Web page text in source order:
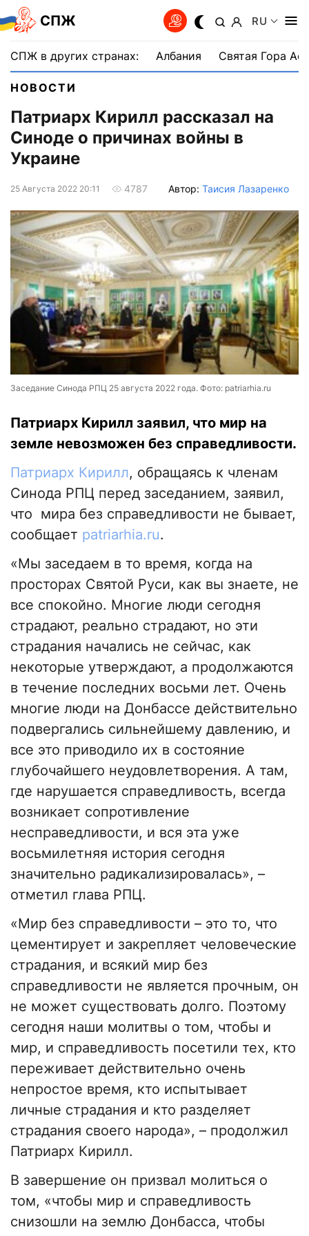
СПЖ RU
СПЖ в других странах: Албания Святая Гора
НОВОСТИ
Патриарх Кирилл рассказал на
Синоде о причинах войны в
Украине
25 Августа 2022 20:11 4787 Автор: Таисия Лазаренко
Заседание Синода РПЦ 25 августа 2022 года. Фото: patriarhia.ru
Патриарх Кирилл заявил, что мир на
земле невозможен без справедливости.
Патриарх Кирилл, обращаясь к членам
Синода РПЦ перед заседанием, заявил,
что мира без справедливости не бывает,
сообщает patriarhia.ru.
«Мы заседаем в то время, когда на
просторах Святой Руси, как вы знаете, не
все спокойно. Многие люди сегодня
страдают, реально страдают, но эти
страдания начались не сейчас, как
некоторые утверждают, а продолжаются
в течение последних восьми лет. Очень
многие люди на Донбассе действительно
подвергались сильнейшему давлению, и
все это приводило их в состояние
глубочайшего неудовлетворения. А там,
где нарушается справедливость, всегда
возникает сопротивление
несправедливости, и вся эта уже
восьмилетняя история сегодня
значительно радикализировалась», –
отметил глава РПЦ.
«Мир без справедливости – это то, что
цементирует и закрепляет человеческие
страдания, и всякий мир без
справедливости не является прочным, он
не может существовать долго. Поэтому
сегодня наши молитвы о том, чтобы и
мир, и справедливость посетили тех, кто
переживает действительно очень
непростое время, кто испытывает
личные страдания и кто разделяет
страдания своего народа», – продолжил
Патриарх Кирилл.
В завершение он призвал молиться о
том, «чтобы мир и справедливость
снизошли на землю Донбасса, чтобы